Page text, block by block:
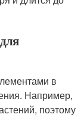
в
Например,
поэтому